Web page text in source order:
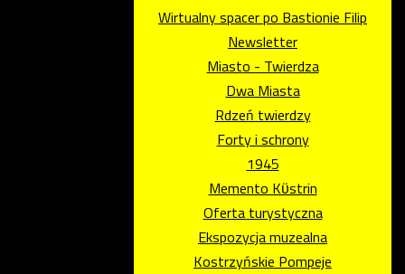
Wirtualny spacer po Bastionie Filip
Newsletter
Miasto - Twierdza
Dwa Miasta
Rdzeń twierdzy
Forty i schrony
1945
Memento Kϋstrin
Oferta turystyczna
Ekspozycja muzealna
Kostrzyńskie Pompeje